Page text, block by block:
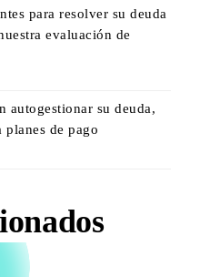
para resolver su deuda
evaluación de
autogestionar su deuda,
planes de pago